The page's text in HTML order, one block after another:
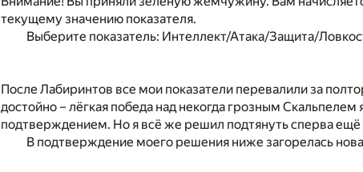
текущему значению показателя.
Выберите показатель: Интеллект/Атака/Защита/
После Лабиринтов все мои показатели перевалили за
достойно – лёгкая победа над некогда грозным
подтверждением. Но я всё же решил подтянуть сперва
В подтверждение моего решения ниже загорелась